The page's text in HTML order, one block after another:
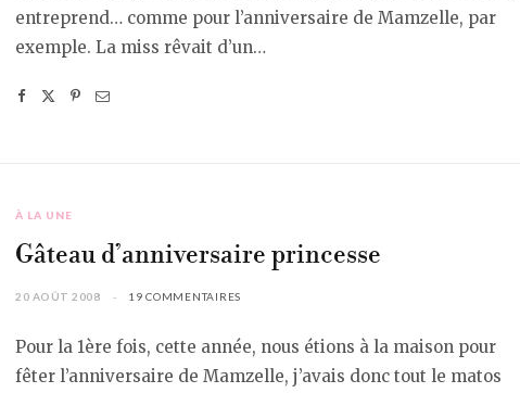
entreprend… comme pour l’anniversaire de Mamzelle, par
exemple. La miss rêvait d’un…
À LA UNE
Gâteau d’anniversaire princesse
20 AOÛT 2008 19 COMMENTAIRES
Pour la 1ère fois, cette année, nous étions à la maison pour
fêter l’anniversaire de Mamzelle, j’avais donc tout le matos